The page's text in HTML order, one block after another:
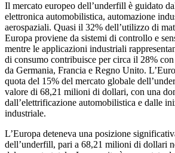
Il mercato europeo dell’underfill è guidato
elettronica automobilistica, automazione
aerospaziali. Quasi il 32% dell’utilizzo di
Europa proviene da sistemi di controllo e
mentre le applicazioni industriali
di consumo contribuisce per circa il 28%
da Germania, Francia e Regno Unito.
quota del 15% del mercato globale
valore di 68,21 milioni di dollari, con una
dall’elettrificazione automobilistica e dalle
industriale.
L’Europa deteneva una posizione
dell’underfill, pari a 68,21 milioni di dollari